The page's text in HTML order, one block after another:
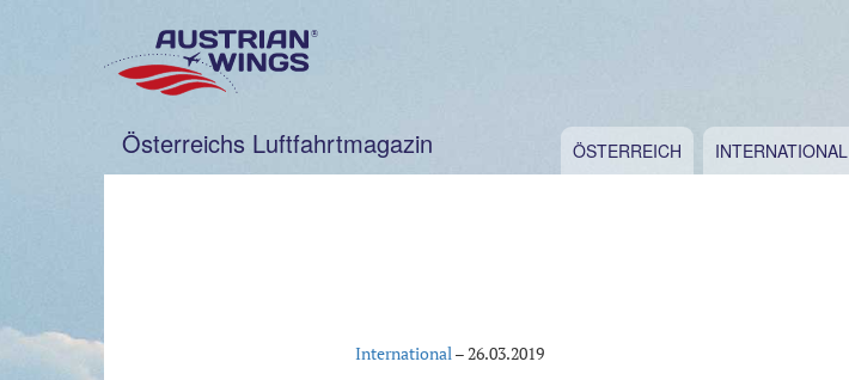
Österreichs Luftfahrtmagazin ÖSTERREICH INTERNATIONAL
International–26.03.2019